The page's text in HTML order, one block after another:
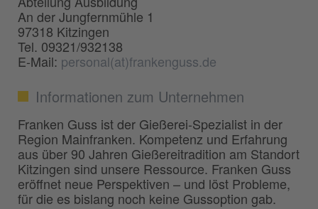
An der Jungfernmühle 1
97318 Kitzingen
Tel. 09321/932138
E-Mail: personal(at)frankenguss.de
Informationen zum Unternehmen
Franken Guss ist der Gießerei-Spezialist in der
Region Mainfranken. Kompetenz und Erfahrung
aus über 90 Jahren Gießereitradition am Standort
Kitzingen sind unsere Ressource. Franken Guss
eröffnet neue Perspektiven – und löst Probleme,
für die es bislang noch keine Gussoption gab.